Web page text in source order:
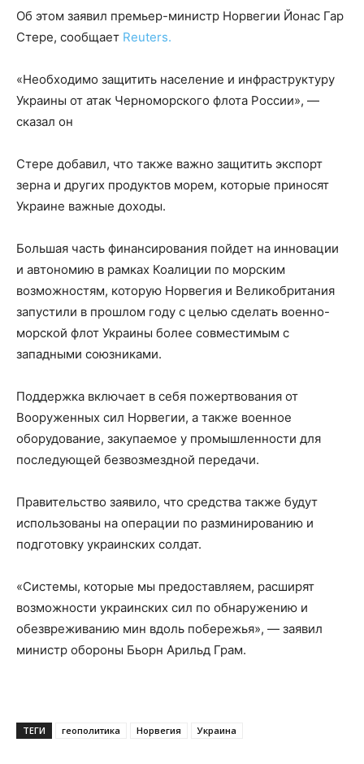
Об этом заявил премьер-министр Норвегии Йонас Гар
Стере, сообщает Reuters.
«Необходимо защитить население и инфраструктуру
Украины от атак Черноморского флота России», —
сказал он
Стере добавил, что также важно защитить экспорт
зерна и других продуктов морем, которые приносят
Украине важные доходы.
Большая часть финансирования пойдет на инновации
и автономию в рамках Коалиции по морским
возможностям, которую Норвегия и Великобритания
запустили в прошлом году с целью сделать военно-
морской флот Украины более совместимым с
западными союзниками.
Поддержка включает в себя пожертвования от
Вооруженных сил Норвегии, а также военное
оборудование, закупаемое у промышленности для
последующей безвозмездной передачи.
Правительство заявило, что средства также будут
использованы на операции по разминированию и
подготовку украинских солдат.
«Системы, которые мы предоставляем, расширят
возможности украинских сил по обнаружению и
обезвреживанию мин вдоль побережья», — заявил
министр обороны Бьорн Арильд Грам.
ТЕГИ геополитика Норвегия Украина